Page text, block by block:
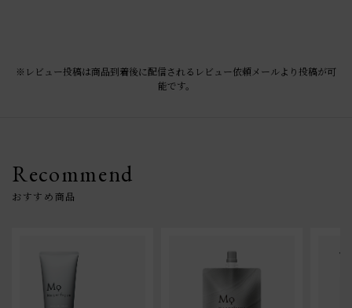
※レビュー投稿は商品到着後に配信されるレビュー依頼メールより投稿が可
能です。
Recommend